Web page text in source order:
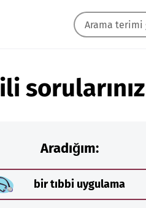
Aradığım:
bir tıbbi uygulama